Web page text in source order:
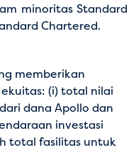
minoritas Standard
Chartered.
memberikan
(i) total nilai
dana Apollo dan
investasi
total fasilitas untuk